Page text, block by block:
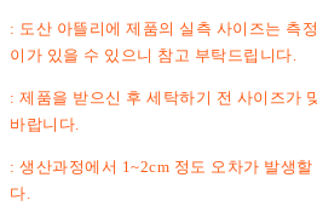
: 도산 아뜰리에 제품의 실측 사이즈는 측
이가 있을 수 있으니 참고 부탁드립니다.
: 제품을 받으신 후 세탁하기 전 사이즈가
바랍니다.
: 생산과정에서 1~2cm 정도 오차가 발생
다.